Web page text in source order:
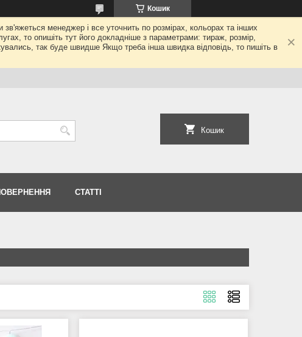
Кошик
менеджер і все уточнить по розмірах, кольорах та інших
то опишіть тут його докладніше з параметрами: тираж, розмір,
так буде швидше Якщо треба інша швидка відповідь, то пишіть в
Кошик
СТАТТІ